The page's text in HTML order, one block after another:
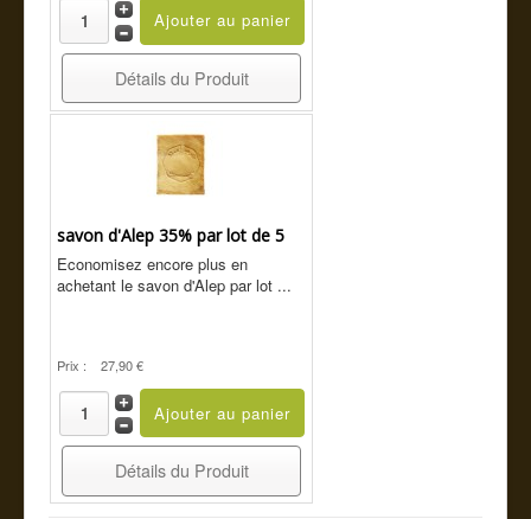
Détails du Produit
savon d'Alep 35% par lot de 5
Economisez encore plus en
achetant le savon d'Alep par lot ...
Prix : 27,90 €
Détails du Produit